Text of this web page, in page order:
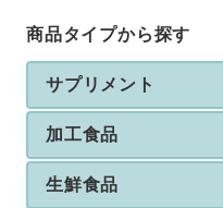
商品タイプから探す
サプリメント
加工食品
生鮮食品